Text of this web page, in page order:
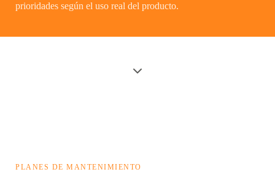
prioridades según el uso real del producto.
PLANES DE MANTENIMIENTO